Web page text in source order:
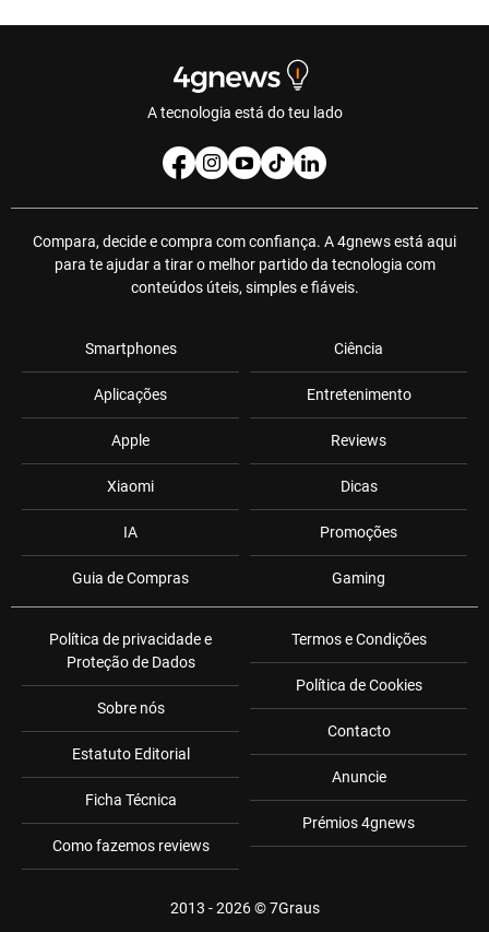
A tecnologia está do teu lado
Compara, decide e compra com confiança. A 4gnews está aqui
para te ajudar a tirar o melhor partido da tecnologia com
conteúdos úteis, simples e fiáveis.
Smartphones
Aplicações
Apple
Xiaomi
IA
Guia de Compras
Ciência
Entretenimento
Reviews
Dicas
Promoções
Gaming
Política de privacidade e
Proteção de Dados
Sobre nós
Estatuto Editorial
Ficha Técnica
Como fazemos reviews
Termos e Condições
Política de Cookies
Contacto
Anuncie
Prémios 4gnews
2013 - 2026 ©7Graus